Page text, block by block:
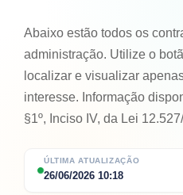
ÚLTIMA ATUALIZAÇÃO
26/06/2026 10:18
Abaixo estão todos os
administração. Utilize o
localizar e visualizar
interesse. Informação
§1º, Inciso IV, da Lei